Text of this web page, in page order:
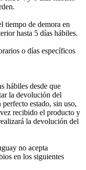
tiempo de demora en
hasta 5 días hábiles.
o días específicos
hábiles desde que
la devolución del
estado, sin uso,
recibido el producto y
la devolución del
no acepta
en los siguientes